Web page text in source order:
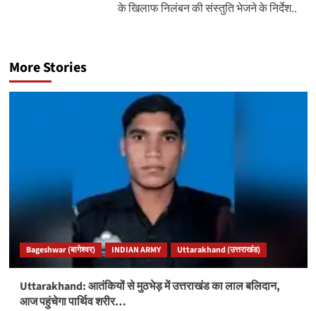
के खिलाफ निलंबन की संस्तुति भेजने के निर्देश..
More Stories
Bageshwar (बागेश्वर) INDIAN ARMY Uttarakhand (उत्तराखंड)
Uttarakhand: आतंकियों से मुठभेड़ में उत्तराखंड का लाल बलिदान,
आज पहुंचेगा पार्थिव शरीर…